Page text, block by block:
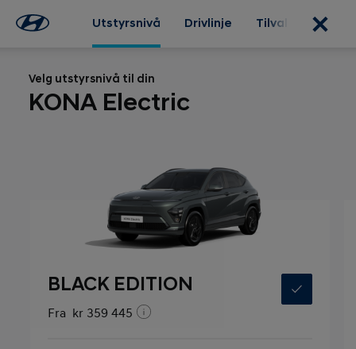
Utstyrsnivå Drivlinje Tilvalg
Velg utstyrsnivå til din
KONA Electric
BLACK EDITION
Fra kr 359 445